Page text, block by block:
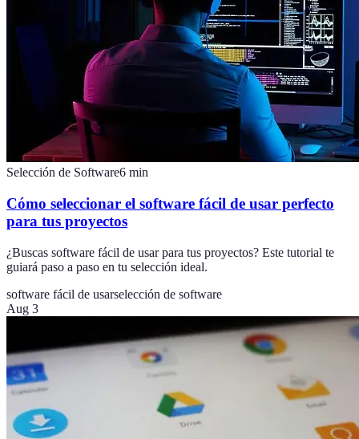
Selección de Software6 min
Cómo seleccionar el software fácil de usar perfecto
para tus proyectos
¿Buscas software fácil de usar para tus proyectos? Este tutorial te
guiará paso a paso en tu selección ideal.
software fácil de usarselección de software
Aug 3